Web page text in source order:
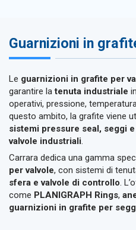
Guarnizioni in
Le guarnizioni in grafite per
garantire latenuta industriale
operativi, pressione,
questo ambito, la grafite viene
sistemi pressure seal, seggi
valvole industriali.
Carrara dedica una gamma
per valvole, con sistemi di
sfera e valvole di controllo.
come PLANIGRAPH Rings,
guarnizioni in grafite per